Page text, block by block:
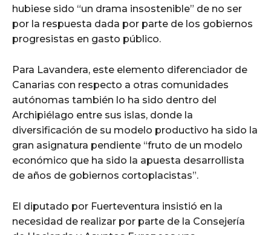
hubiese sido “un drama insostenible” de no ser
por la respuesta dada por parte de los gobiernos
progresistas en gasto público.
Para Lavandera, este elemento diferenciador de
Canarias con respecto a otras comunidades
autónomas también lo ha sido dentro del
Archipiélago entre sus islas, donde la
diversificación de su modelo productivo ha sido la
gran asignatura pendiente “fruto de un modelo
económico que ha sido la apuesta desarrollista
de años de gobiernos cortoplacistas”.
El diputado por Fuerteventura insistió en la
necesidad de realizar por parte de la Consejería